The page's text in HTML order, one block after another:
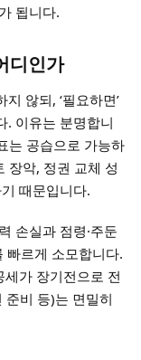
됩니다.
디인가
않되, ‘필요하면’
. 이유는 분명합니
는 공습으로 가능하
장악, 정권 교체 성
때문입니다.
손실과 점령·주둔
빠르게 소모합니다.
가 장기전으로 전
준비 등)는 면밀히